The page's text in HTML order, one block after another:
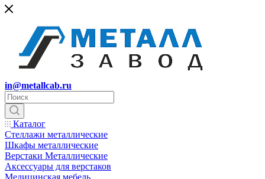
in@metallcab.ru
Каталог
Стеллажи металлические
Шкафы металлические
Верстаки Металлические
Аксессуары для верстаков
Медицинская мебель